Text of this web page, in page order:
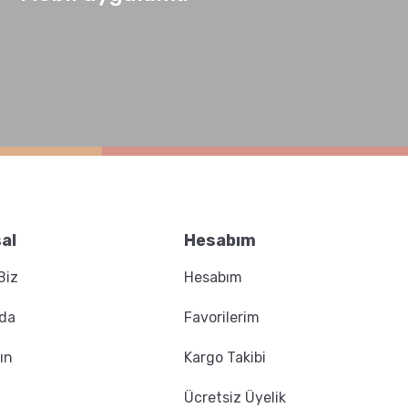
Hesabım
Hesabım
Favorilerim
Kargo Takibi
Ücretsiz Üyelik